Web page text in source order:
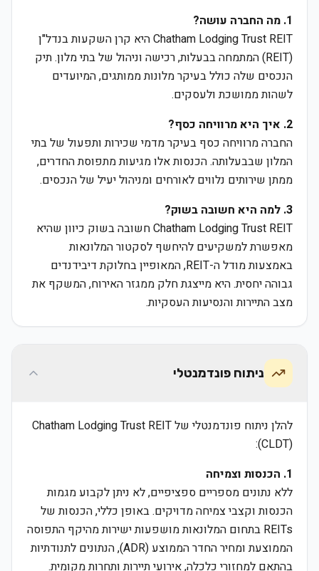
1. מה החברה עושה?
Chatham Lodging Trust REIT היא קרן השקעות בנדל"ן
(REIT) המתמחה בבעלות, רכישה וניהול של בתי מלון. תיק
הנכסים שלה כולל בעיקר מלונות ממותגים, המיועדים
לשהות ממושכת ולעסקים.
2. איך היא מרוויחה כסף?
החברה מרוויחה כסף בעיקר מדמי שכירות ותפעול של בתי
המלון שבבעלותה. הכנסות אלו מגיעות מתפוסת החדרים,
ממתן שירותים נלווים לאורחים ומניהול יעיל של הנכסים.
3. למה היא חשובה בשוק?
Chatham Lodging Trust REIT חשובה בשוק כיוון שהיא
מאפשרת למשקיעים להיחשף לסקטור המלונאות
באמצעות מודל ה-REIT, המאופיין בחלוקת דיבידנדים
גבוהה יחסית. היא מייצגת חלק ממגזר האירוח, המשקף את
מצב התיירות והנסיעות העסקיות.
ניתוח פונדמנטלי
להלן ניתוח פונדמנטלי של Chatham Lodging Trust REIT
(CLDT):
1. הכנסות וצמיחה
ללא נתונים מספריים ספציפיים, לא ניתן לקבוע מגמות
הכנסות וקצבי צמיחה מדויקים. באופן כללי, הכנסות של
REITs בתחום המלונאות מושפעות ישירות מהיקף התפוסה
הממוצעת ומחיר החדר הממוצע (ADR), הנתונים לתנודתיות
בהתאם למחזורי כלכלה, אירועי תיירות ותחרות מקומית.